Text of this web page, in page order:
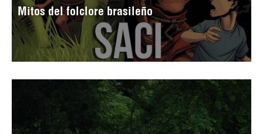
Mitos del folclore brasileño